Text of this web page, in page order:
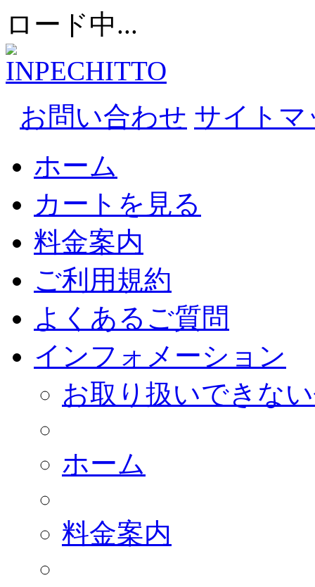
ロード中...
お問い合わせ サイトマ
ホーム
カートを見る
料金案内
ご利用規約
よくあるご質問
インフォメーション
お取り扱いできな
ホーム
料金案内